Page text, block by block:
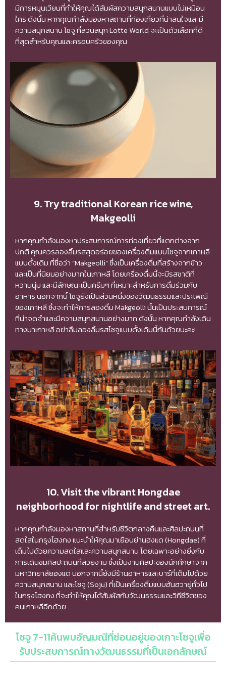
มีการหมุนเวียนที่ทำให้คุณได้สัมผัสความสนุกสนานแบบไม่เหมือน
ใคร ดังนั้น หากคุณกำลังมองหาสถานที่ท่องเที่ยวที่น่าสนใจและมี
ความสนุกสนาน โซจู ที่สวนสนุก Lotte World จะเป็นตัวเลือกที่ดี
ที่สุดสำหรับคุณและครอบครัวของคุณ
9. Try traditional Korean rice wine,
Makgeolli
หากคุณกำลังมองหาประสบการณ์การท่องเที่ยวที่แตกต่างจาก
ปกติ คุณควรลองลิ้มรสสุดอร่อยของเครื่องดื่มแบบโซจูจากเกาหลี
แบบดั้งเดิม ที่ชื่อว่า “Makgeolli” ซึ่งเป็นเครื่องดื่มที่สร้างจากข้าว
และเป็นที่นิยมอย่างมากในเกาหลี โดยเครื่องดื่มนี้จะมีรสชาติที่
หวานนุ่ม และมีลักษณะเป็นครีมๆ ที่เหมาะสำหรับการดื่มร่วมกับ
อาหาร นอกจากนี้ โซจูยังเป็นส่วนหนึ่งของวัฒนธรรมและประเพณี
ของเกาหลี ซึ่งจะทำให้การลองดื่ม Makgeolli นั้นเป็นประสบการณ์
ที่น่าจดจำและมีความสนุกสนานอย่างมาก ดังนั้น หากคุณกำลังเดิน
ทางมาเกาหลี อย่าลืมลองลิ้มรสโซจูแบบดั้งเดิมนี้กันด้วยนะคะ!
10. Visit the vibrant Hongdae
neighborhood for nightlife and street art.
หากคุณกำลังมองหาสถานที่สำหรับชีวิตกลางคืนและศิลปะถนนที่
สดใสในกรุงโฮงกง แนะนำให้คุณมาเยือนย่านฮงแด (Hongdae) ที่
เต็มไปด้วยความสดใสและความสนุกสนาน โดยเฉพาะอย่างยิ่งกับ
การเดินชมศิลปะถนนที่สวยงาม ซึ่งเป็นงานศิลปะของนักศึกษาจาก
มหาวิทยาลัยฮงแด นอกจากนี้ยังมีร้านอาหารและบาร์ที่เต็มไปด้วย
ความสนุกสนาน และโซจู (Soju) ที่เป็นเครื่องดื่มแบบฮันฮวายู่ทั่วไป
ในกรุงโฮงกง ที่จะทำให้คุณได้สัมผัสกับวัฒนธรรมและวิถีชีวิตของ
คนเกาหลีอีกด้วย
โซจู 7-11ค้นพบอัญมณีที่ซ่อนอยู่ของเกาะโซจูเพื่อ
รับประสบการณ์ทางวัฒนธรรมที่เป็นเอกลักษณ์